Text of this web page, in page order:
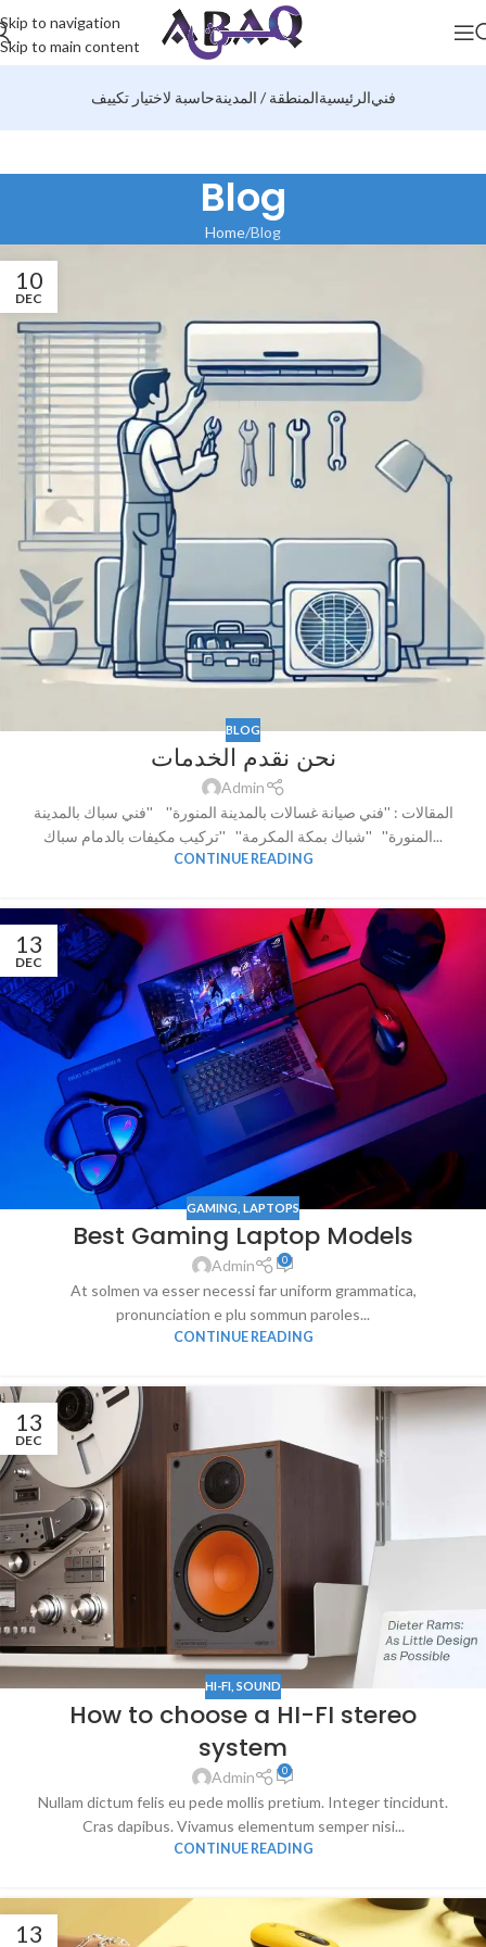
Skip to navigation
Skip to main content
حاسبة لاختيار تكييفالمنطقة / المدينةالرئيسيةفني
Blog
Home Blog
10
DEC
BLOG
نحن نقدم الخدمات
Admin
المقالات : ''فني صيانة غسالات بالمدينة المنورة'' ''فني سباك بالمدينة
المنورة'' ''شباك بمكة المكرمة'' ''تركيب مكيفات بالدمام سباك...
CONTINUE READING
13
DEC
GAMING LAPTOPS
Best Gaming Laptop Models
Admin 0
At solmen va esser necessi far uniform grammatica,
pronunciation e plu sommun paroles...
CONTINUE READING
13
DEC
HI-FI SOUND
How to choose a HI-FI stereo
system
Admin 0
Nullam dictum felis eu pede mollis pretium. Integer tincidunt.
Cras dapibus. Vivamus elementum semper nisi...
CONTINUE READING
13